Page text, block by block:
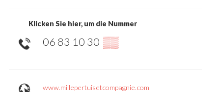
Klicken Sie hier, um die Nummer
06 83 10 30 ▒▒
www.millepertuisetcompagnie.com